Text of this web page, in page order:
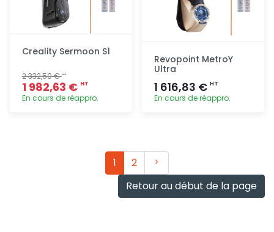
Creality Sermoon S1
2 332,50 €HT
1 982,63 € HT
En cours de réappro.
Revopoint MetroY
Ultra
1 616,83 € HT
En cours de réappro.
1 2
Suivant
Retour au début de la page